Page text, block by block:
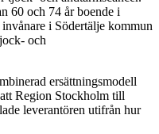
60 och 74 år boende i
i Södertälje kommun
och
ersättningsmodell
Region Stockholm till
leverantören utifrån hur